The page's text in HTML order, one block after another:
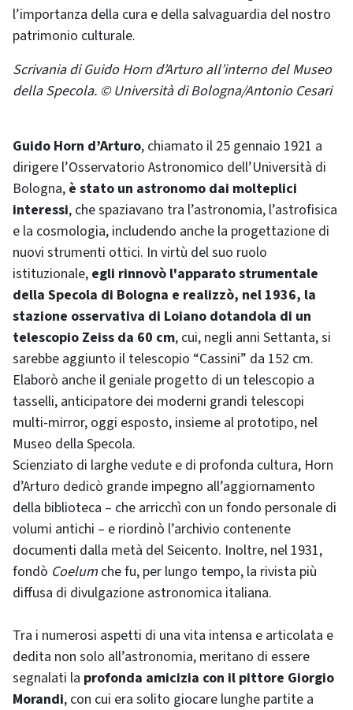
l’importanza della cura e della salvaguardia del nostro
patrimonio culturale.
Scrivania di Guido Horn d’Arturo all’interno del Museo
della Specola. © Università di Bologna/Antonio Cesari
Guido Horn d’Arturo, chiamato il 25 gennaio 1921 a
dirigere l’Osservatorio Astronomico dell’Università di
Bologna, è stato un astronomo dai molteplici
interessi, che spaziavano tra l’astronomia, l’astrofisica
e la cosmologia, includendo anche la progettazione di
nuovi strumenti ottici. In virtù del suo ruolo
istituzionale, egli rinnovò l'apparato strumentale
della Specola di Bologna e realizzò, nel 1936, la
stazione osservativa di Loiano dotandola di un
telescopio Zeiss da 60 cm, cui, negli anni Settanta, si
sarebbe aggiunto il telescopio “Cassini” da 152 cm.
Elaborò anche il geniale progetto di un telescopio a
tasselli, anticipatore dei moderni grandi telescopi
multi-mirror, oggi esposto, insieme al prototipo, nel
Museo della Specola.
Scienziato di larghe vedute e di profonda cultura, Horn
d’Arturo dedicò grande impegno all’aggiornamento
della biblioteca – che arricchì con un fondo personale di
volumi antichi – e riordinò l’archivio contenente
documenti dalla metà del Seicento. Inoltre, nel 1931,
fondò Coelum che fu, per lungo tempo, la rivista più
diffusa di divulgazione astronomica italiana.
Tra i numerosi aspetti di una vita intensa e articolata e
dedita non solo all’astronomia, meritano di essere
segnalati la profonda amicizia con il pittore Giorgio
Morandi, con cui era solito giocare lunghe partite a